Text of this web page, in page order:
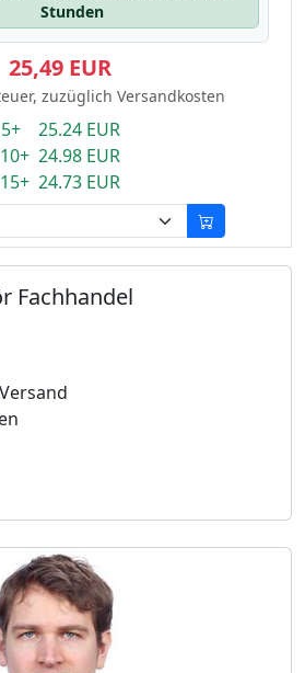
Stunden
25,49 EUR
zuzüglich Versandkosten
5+ 25.24 EUR
10+ 24.98 EUR
15+ 24.73 EUR
Fachhandel